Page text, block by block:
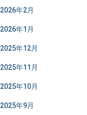
2026年2月
2026年1月
2025年12月
2025年11月
2025年10月
2025年9月